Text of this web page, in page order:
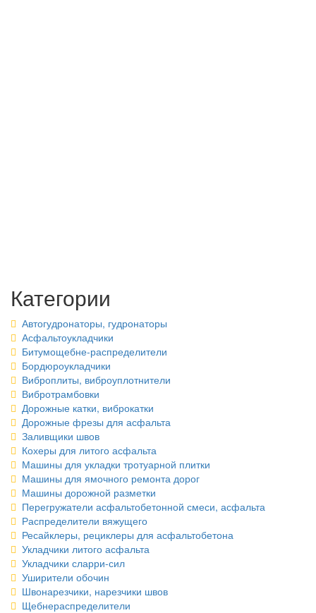
Категории
Автогудронаторы, гудронаторы
Асфальтоукладчики
Битумощебне-распределители
Бордюроукладчики
Виброплиты, виброуплотнители
Вибротрамбовки
Дорожные катки, виброкатки
Дорожные фрезы для асфальта
Заливщики швов
Кохеры для литого асфальта
Машины для укладки тротуарной плитки
Машины для ямочного ремонта дорог
Машины дорожной разметки
Перегружатели асфальтобетонной смеси, асфальта
Распределители вяжущего
Ресайклеры, рециклеры для асфальтобетона
Укладчики литого асфальта
Укладчики сларри-сил
Уширители обочин
Швонарезчики, нарезчики швов
Щебнераспределители